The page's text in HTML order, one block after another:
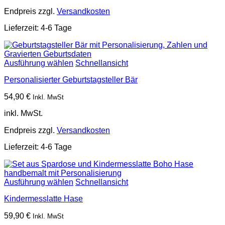
Endpreis zzgl. Versandkosten
Lieferzeit: 4-6 Tage
Ausführung wählen Schnellansicht
Personalisierter Geburtstagsteller Bär
54,90 € Inkl. MwSt
inkl. MwSt.
Endpreis zzgl. Versandkosten
Lieferzeit: 4-6 Tage
Ausführung wählen Schnellansicht
Kindermesslatte Hase
59,90 € Inkl. MwSt